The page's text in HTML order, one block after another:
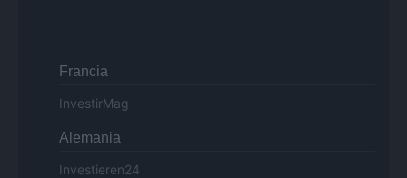
Francia
InvestirMag
Alemania
Investieren24